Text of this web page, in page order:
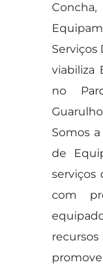
Serviços
viabiliza
no
Somos
de
serviços
com